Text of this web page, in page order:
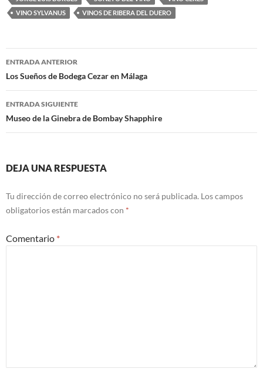
VINO SYLVANUS
VINOS DE RIBERA DEL DUERO
Navegación
de
entradas
ENTRADA ANTERIOR
Los Sueños de Bodega Cezar en Málaga
ENTRADA SIGUIENTE
Museo de la Ginebra de Bombay Shapphire
DEJA UNA RESPUESTA
Tu dirección de correo electrónico no será publicada. Los campos
obligatorios están marcados con *
Comentario *